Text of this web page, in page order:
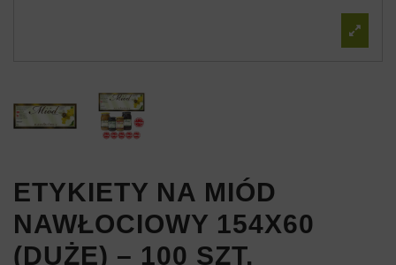
ETYKIETY NA MIÓD
NAWŁOCIOWY 154X60
(DUŻE) – 100 SZT.